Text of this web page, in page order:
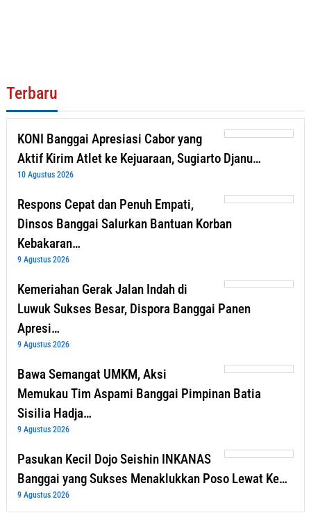
Terbaru
KONI Banggai Apresiasi Cabor yang
Aktif Kirim Atlet ke Kejuaraan, Sugiarto Djanu…
10 Agustus 2026
Respons Cepat dan Penuh Empati,
Dinsos Banggai Salurkan Bantuan Korban
Kebakaran…
9 Agustus 2026
Kemeriahan Gerak Jalan Indah di
Luwuk Sukses Besar, Dispora Banggai Panen
Apresi…
9 Agustus 2026
Bawa Semangat UMKM, Aksi
Memukau Tim Aspami Banggai Pimpinan Batia
Sisilia Hadja…
9 Agustus 2026
Pasukan Kecil Dojo Seishin INKANAS
Banggai yang Sukses Menaklukkan Poso Lewat Ke…
9 Agustus 2026